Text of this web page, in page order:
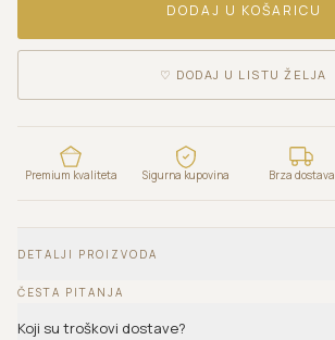
DODAJ U KOŠARICU
♡ DODAJ U LISTU ŽELJA
Premium kvaliteta Sigurna kupovina Brza dostava
DETALJI PROIZVODA
ČESTA PITANJA
Koji su troškovi dostave?